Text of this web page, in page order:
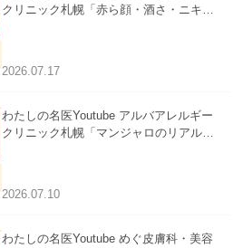
クリニック札幌「赤ら顔・酒さ・ニキビ
医師が徹底解説」を公開いたしました。
2026.07.17
わたしの名医Youtube アルバアレルギー
クリニック札幌「マンジャロのリアル｜
い使い方」を公開いたしました。
2026.07.10
わたしの名医Youtube めぐ皮膚科・美容